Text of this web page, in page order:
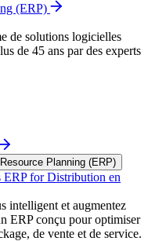
(ERP)
de solutions logicielles
de 45 ans par des experts
Planning (ERP)
ERP for Distribution en
intelligent et augmentez
ERP conçu pour optimiser
de vente et de service.